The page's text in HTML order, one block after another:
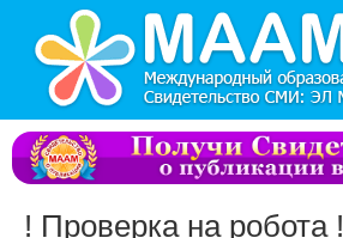
! Проверка на робота !